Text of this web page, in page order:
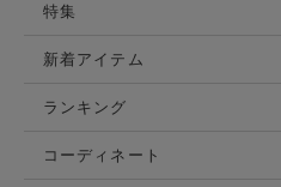
特集
新着アイテム
ランキング
コーディネート